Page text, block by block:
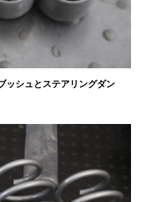
ッシュとステアリングダン